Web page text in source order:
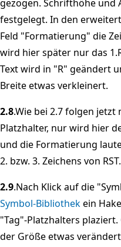
gezogen. Schrifthöhe und
festgelegt. In den
Feld "Formatierung" die
wird hier später nur das
Text wird in "R" geändert
Breite etwas verkleinert.
2.8.Wie bei 2.7 folgen jetzt
Platzhalter, nur wird hier
und die Formatierung
2. bzw. 3. Zeichens von
2.9.Nach Klick auf die
Symbol-Bibliothekein
"Tag"-Platzhalters
der Größe etwas